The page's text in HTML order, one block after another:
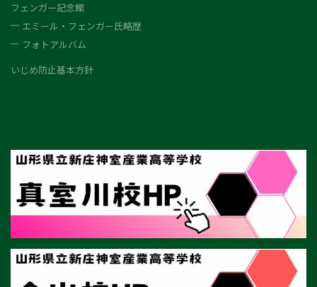
フェンガー記念館
エミール・フェンガー氏略歴
フォトアルバム
いじめ防止基本方針